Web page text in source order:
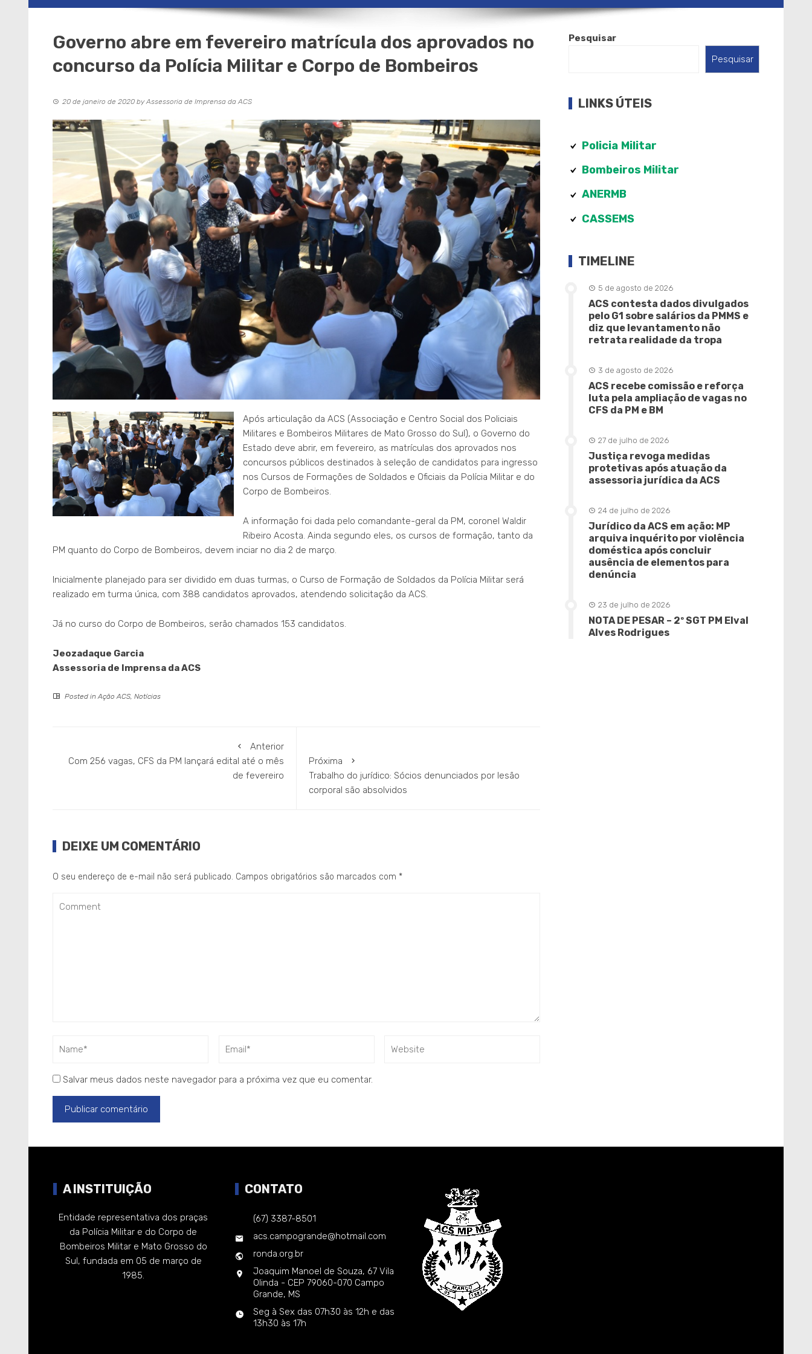
Governo abre em fevereiro matrícula dos aprovados no
concurso da Polícia Militar e Corpo de Bombeiros
20 de janeiro de 2020 byAssessoria de Imprensa da ACS
Após articulação da ACS (Associação e Centro Social dos Policiais
Militares e Bombeiros Militares de Mato Grosso do Sul), o Governo do
Estado deve abrir, em fevereiro, as matrículas dos aprovados nos
concursos públicos destinados à seleção de candidatos para ingresso
nos Cursos de Formações de Soldados e Oficiais da Polícia Militar e do
Corpo de Bombeiros.
A informação foi dada pelo comandante-geral da PM, coronel Waldir
Ribeiro Acosta. Ainda segundo eles, os cursos de formação, tanto da
PM quanto do Corpo de Bombeiros, devem inciar no dia 2 de março.
Inicialmente planejado para ser dividido em duas turmas, o Curso de Formação de Soldados da Polícia Militar será
realizado em turma única, com 388 candidatos aprovados, atendendo solicitação da ACS.
Já no curso do Corpo de Bombeiros, serão chamados 153 candidatos.
Jeozadaque Garcia
Assessoria de Imprensa da ACS
Posted inAção ACS, Notícias
Anterior
Com 256 vagas, CFS da PM lançará edital até o mês
de fevereiro
Próxima
Trabalho do jurídico: Sócios denunciados por lesão
corporal são absolvidos
DEIXE UM COMENTÁRIO
O seu endereço de e-mail não será publicado. Campos obrigatórios são marcados com *
Salvar meus dados neste navegador para a próxima vez que eu comentar.
Pesquisar
Pesquisar
LINKS ÚTEIS
Policia Militar
Bombeiros Militar
ANERMB
CASSEMS
TIMELINE
5 de agosto de 2026
ACS contesta dados divulgados
pelo G1 sobre salários da PMMS e
diz que levantamento não
retrata realidade da tropa
3 de agosto de 2026
ACS recebe comissão e reforça
luta pela ampliação de vagas no
CFS da PM e BM
27 de julho de 2026
Justiça revoga medidas
protetivas após atuação da
assessoria jurídica da ACS
24 de julho de 2026
Jurídico da ACS em ação: MP
arquiva inquérito por violência
doméstica após concluir
ausência de elementos para
denúncia
23 de julho de 2026
NOTA DE PESAR – 2º SGT PM Elval
Alves Rodrigues
A INSTITUIÇÃO
Entidade representativa dos praças
da Polícia Militar e do Corpo de
Bombeiros Militar e Mato Grosso do
Sul, fundada em 05 de março de
1985.
CONTATO
(67) 3387-8501
acs.campogrande@hotmail.com
ronda.org.br
Joaquim Manoel de Souza, 67 Vila
Olinda - CEP 79060-070 Campo
Grande, MS
Seg à Sex das 07h30 às 12h e das
13h30 às 17h